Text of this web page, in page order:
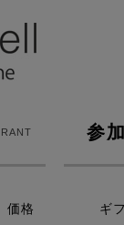
参
価格 ギ